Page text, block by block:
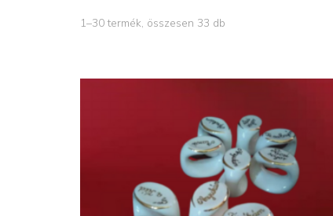
1–30 termék, összesen 33 db